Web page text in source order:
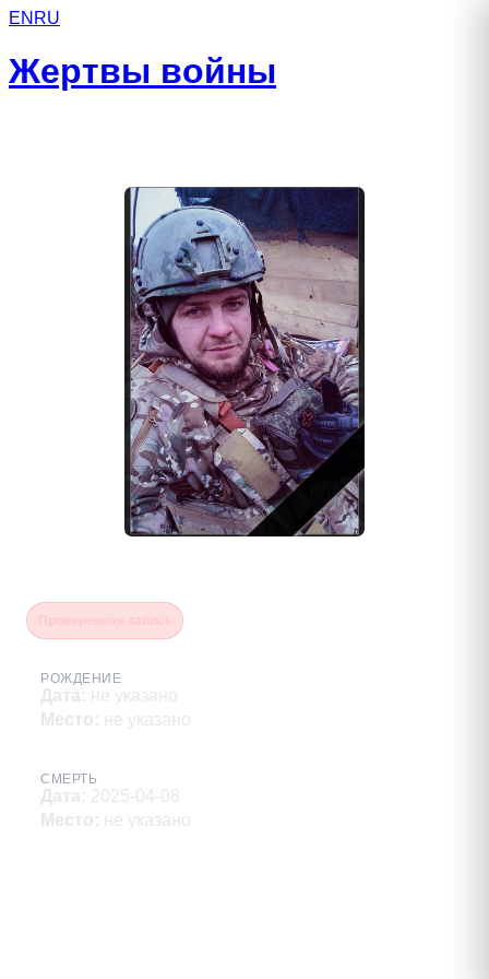
EN RU
Жертвы войны
РОЖДЕНИЕ
Дата: не указано
Место: не указано
СМЕРТЬ
Дата: 2025-04-08
Место: не указано